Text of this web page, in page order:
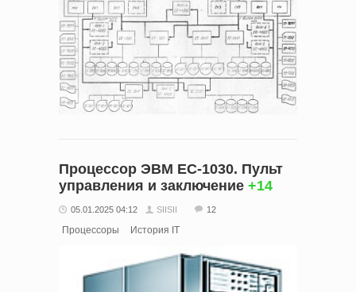
Процессор ЭВМ ЕС-1030. Пульт
управления и заключение +14
05.01.2025 04:12 SIISII 12
Процессоры История IT